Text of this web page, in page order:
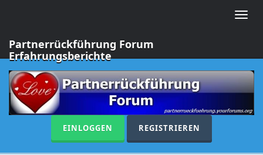
Toggle
Partnerrückführung Forum
Erfahrungsberichte
EINLOGGEN REGISTRIEREN